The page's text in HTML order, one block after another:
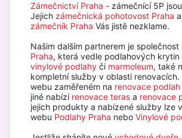
Zámečnictví Praha - zámečnící 5P
Jejich zámečnická pohotovost Praha
zámečník Praha Vás jistě nezklame.
Našim dalším partnerem je společnost
Praha, která vedle podlahových krytin
vinylové podlahy či marmoleum, také
kompletní služby v oblasti renovacích.
webu zaměřeném na renovace podlah
jiné nabízí renovace teras a renovace
jejich produkty a nabízené služby lze
webu Podlahy Praha nebo Vinylové